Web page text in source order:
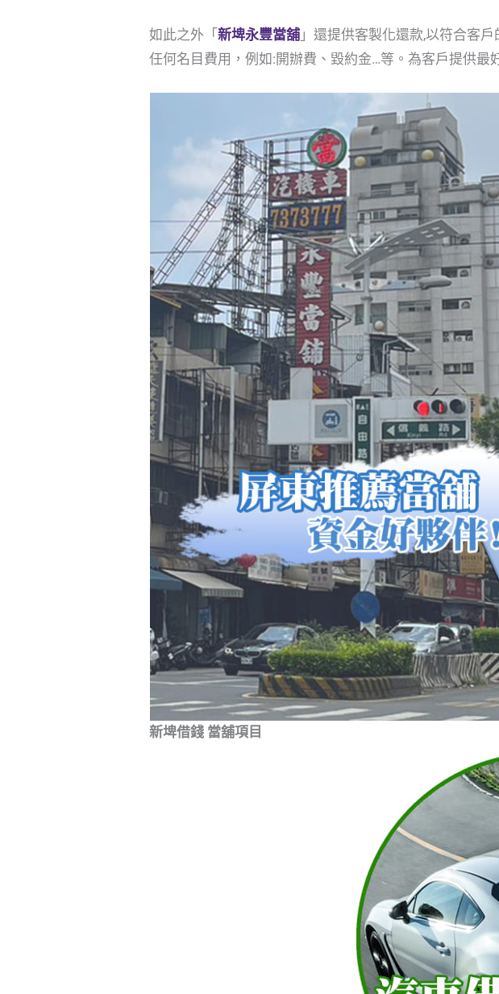
如此之外「新埤永豐當舖 」還提供客製化還款,以符合客
任何名目費用，例如:開辦費、毀約金…等。為客戶提供最
新埤借錢 當舖項目